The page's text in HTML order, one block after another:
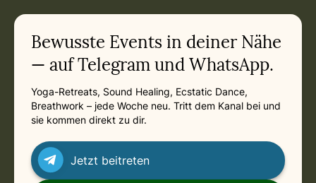
Bewusste Events in deiner Nähe
— auf Telegram und WhatsApp.
Yoga-Retreats, Sound Healing, Ecstatic Dance,
Breathwork – jede Woche neu. Tritt dem Kanal bei und
sie kommen direkt zu dir.
Jetzt beitreten